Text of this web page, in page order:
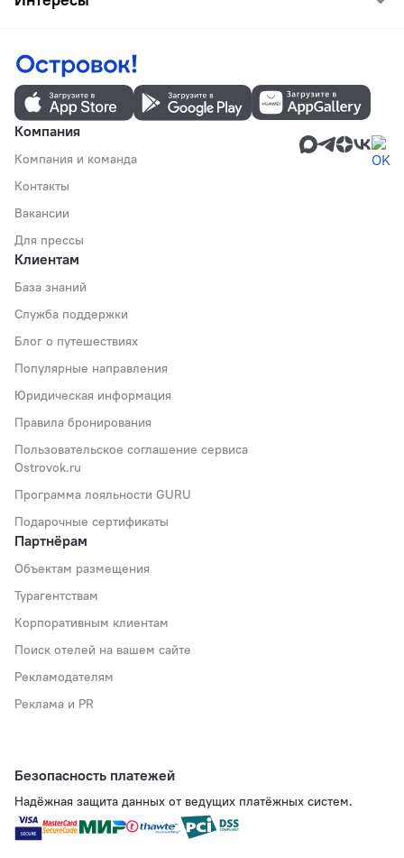
Компания
Компания и команда
Контакты
Вакансии
Для прессы
Клиентам
База знаний
Служба поддержки
Блог о путешествиях
Популярные направления
Юридическая информация
Правила бронирования
Пользовательское соглашение сервиса
Ostrovok.ru
Программа лояльности GURU
Подарочные сертификаты
Партнёрам
Объектам размещения
Турагентствам
Корпоративным клиентам
Поиск отелей на вашем сайте
Рекламодателям
Реклама и PR
Безопасность платежей
Надёжная защита данных от ведущих платёжных систем.